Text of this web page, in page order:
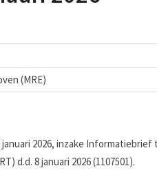
(MRE)
2026, inzake
d.d. 8 januari 2026 (1107501).